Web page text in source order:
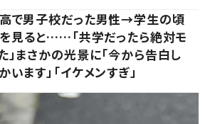
で男子校だった男性→学生の頃
見ると……「共学だったら絶対モ
」まさかの光景に「今から告白し
います」「イケメンすぎ」